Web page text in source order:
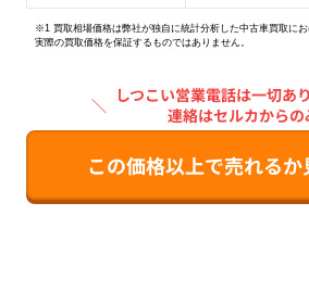
※1 買取相場価格は弊社が独自に統計分析した中古車買取にお
実際の買取価格を保証するものではありません。
＼ しつこい営業電話は一切あ
連絡はセルカからの
この価格以上で売れるか